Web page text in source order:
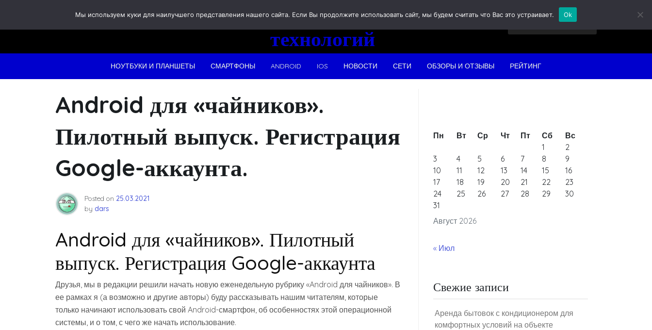
content
Новости
технологий
НОУТБУКИ И ПЛАНШЕТЫ СМАРТФОНЫ ANDROID IOS НОВОСТИ СЕТИ ОБЗОРЫ И ОТЗЫВЫ РЕЙТИНГ
Android для «чайников».
Пилотный выпуск. Регистрация
Google-аккаунта.
Posted on 25.03.2021
by dars
Android для «чайников». Пилотный
выпуск. Регистрация Google-аккаунта
Друзья, мы в редакции решили начать новую еженедельную рубрику «Android для чайников». В
ее рамках я (а возможно и другие авторы) буду рассказывать нашим читателям, которые
только начинают использовать свой Android-смартфон, об особенностях этой операционной
системы, и о том, с чего же начать использование.
Август 2026
Пн Вт Ср Чт Пт Сб
Вс
1
2
3
4 5 6 7 8
9
10
11 12 13 14 15
16
17
18 19 20 21 22
23
24
25 26 27 28 29
30
31
« Июл
Свежие записи
Аренда бытовок с кондиционером для
комфортных условий на объекте
Мы используем куки для наилучшего представления нашего сайта. Если Вы продолжите использовать сайт, мы будем считать что Вас это устраивает. Ok